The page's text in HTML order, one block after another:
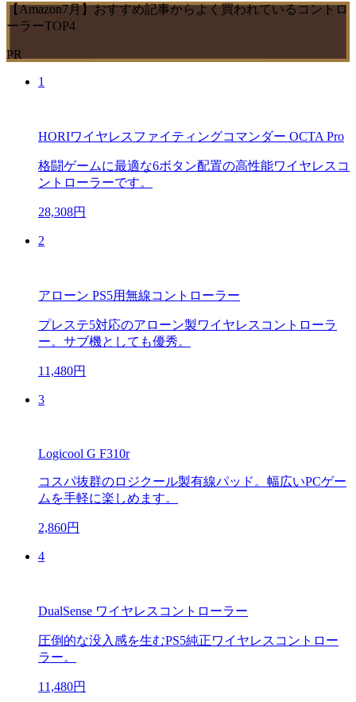
【Amazon7月】おすすめ記事からよく買われているコントロ
ーラーTOP4
PR
1
HORIワイヤレスファイティングコマンダー OCTA Pro
格闘ゲームに最適な6ボタン配置の高性能ワイヤレスコ
ントローラーです。
28,308円
2
アローン PS5用無線コントローラー
プレステ5対応のアローン製ワイヤレスコントローラ
ー。サブ機としても優秀。
11,480円
3
Logicool G F310r
コスパ抜群のロジクール製有線パッド。幅広いPCゲー
ムを手軽に楽しめます。
2,860円
4
DualSense ワイヤレスコントローラー
圧倒的な没入感を生むPS5純正ワイヤレスコントロー
ラー。
11,480円